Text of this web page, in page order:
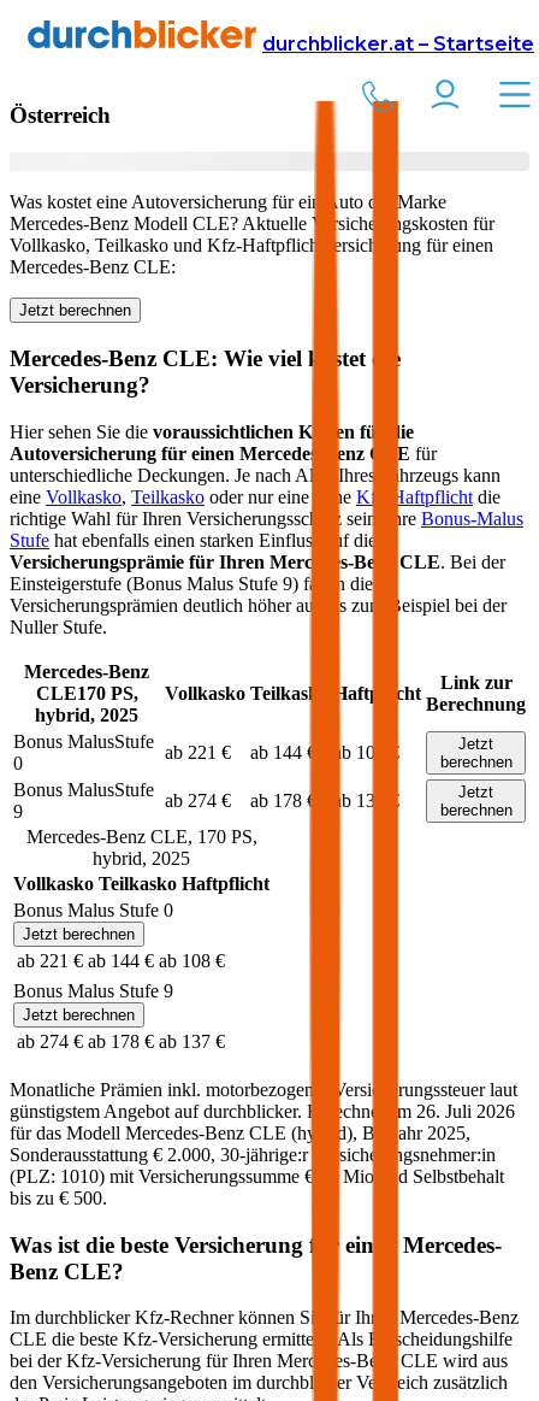
durchblicker.at – Startseite
Versicherung Autoversicherung Mercedes-Benz
Mercedes-Benz CLE
in
Österreich
Was kostet eine Autoversicherung für ein Auto der Marke
Mercedes-Benz Modell CLE? Aktuelle Versicherungskosten für
Vollkasko, Teilkasko und Kfz-Haftpflichtversicherung für einen
Mercedes-Benz CLE:
Jetzt berechnen
Mercedes-Benz CLE: Wie viel kostet die
Versicherung?
Hier sehen Sie die voraussichtlichen Kosten für die
Autoversicherung für einen Mercedes-Benz CLE für
unterschiedliche Deckungen. Je nach Alter Ihres Fahrzeugs kann
eine Vollkasko, Teilkasko oder nur eine reine Kfz-Haftpflicht die
richtige Wahl für Ihren Versicherungsschutz sein. Ihre Bonus-Malus
Stufe hat ebenfalls einen starken Einfluss auf die
Versicherungsprämie für Ihren Mercedes-Benz CLE. Bei der
Einsteigerstufe (Bonus Malus Stufe 9) fallen die
Versicherungsprämien deutlich höher aus als zum Beispiel bei der
Nuller Stufe.
Mercedes-Benz
CLE170PS,
hybrid, 2025
Vollkasko Teilkasko Haftpflicht
Link zur
Berechnung
Bonus MalusStufe
0
ab 221 € ab 144 € ab 108 €
Jetzt
berechnen
Bonus MalusStufe
9
ab 274 € ab 178 € ab 137 €
Jetzt
berechnen
Mercedes-Benz CLE, 170PS,
hybrid, 2025
Vollkasko Teilkasko Haftpflicht
Bonus Malus Stufe 0
Jetzt berechnen
ab 221 € ab 144 € ab 108 €
Bonus Malus Stufe 9
Jetzt berechnen
ab 274 € ab 178 € ab 137 €
Monatliche Prämien inkl. motorbezogener Versicherungssteuer laut
günstigstem Angebot auf durchblicker. Berechnet am 26. Juli 2026
für das Modell Mercedes-Benz CLE (hybrid), Baujahr 2025,
Sonderausstattung € 2.000, 30-jährige:rVersicherungsnehmer:in
(PLZ: 1010) mit Versicherungssumme € 20 Mio und Selbstbehalt
bis zu € 500.
Was ist die beste Versicherung für einen Mercedes-
Benz CLE?
Im durchblicker Kfz-Rechner können Sie für Ihren Mercedes-Benz
CLE die beste Kfz-Versicherung ermitteln. Als Entscheidungshilfe
bei der Kfz-Versicherung für Ihren Mercedes-Benz CLE wird aus
den Versicherungsangeboten im durchblicker Vergleich zusätzlich